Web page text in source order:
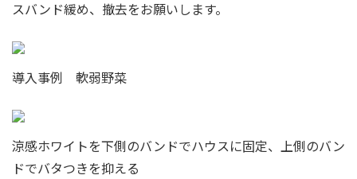
スバンド緩め、撤去をお願いします。
導入事例 軟弱野菜
涼感ホワイトを下側のバンドでハウスに固定、上側のバン
ドでバタつきを抑える